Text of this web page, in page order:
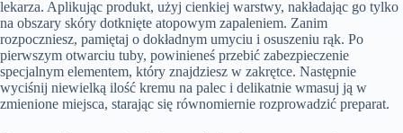
lekarza. Aplikując produkt, użyj cienkiej warstwy, nakładając go tylko
na obszary skóry dotknięte atopowym zapaleniem. Zanim
rozpoczniesz, pamiętaj o dokładnym umyciu i osuszeniu rąk. Po
pierwszym otwarciu tuby, powinieneś przebić zabezpieczenie
specjalnym elementem, który znajdziesz w zakrętce. Następnie
wyciśnij niewielką ilość kremu na palec i delikatnie wmasuj ją w
zmienione miejsca, starając się równomiernie rozprowadzić preparat.